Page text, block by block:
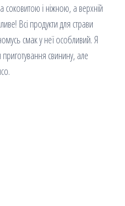
соковитою і ніжною, а верхній
Всі продукти для страви
смак у неї особливий. Я
свинину, але